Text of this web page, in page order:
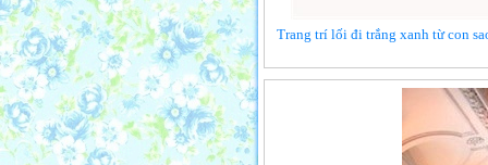
Trang trí lối đi trắng xanh từ con